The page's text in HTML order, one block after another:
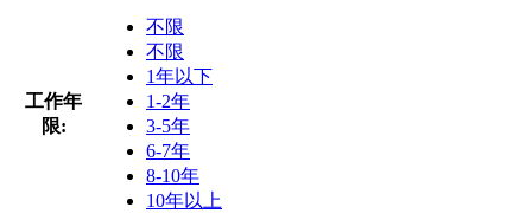
工作年
限:
不限
不限
1年以下
1-2年
3-5年
6-7年
8-10年
10年以上